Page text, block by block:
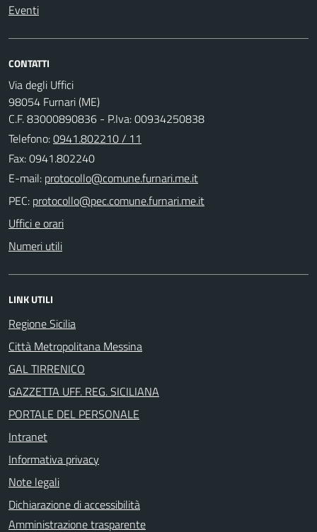
Eventi
CONTATTI
Via degli Uffici
98054 Furnari (ME)
C.F. 83000890836 - P.Iva: 00934250838
Telefono:0941.802210 / 11
Fax: 0941.802240
E-mail:
PEC:
Uffici e orari
Numeri utili
LINK UTILI
Regione Sicilia
Città Metropolitana Messina
GAL TIRRENICO
GAZZETTA UFF. REG. SICILIANA
PORTALE DEL PERSONALE
Intranet
Informativa privacy
Note legali
Dichiarazione di accessibilità
Amministrazione trasparente